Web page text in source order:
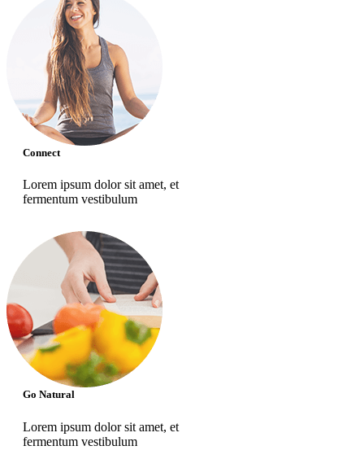
Connect
Lorem ipsum dolor sit amet, et
fermentum vestibulum
Go Natural
Lorem ipsum dolor sit amet, et
fermentum vestibulum